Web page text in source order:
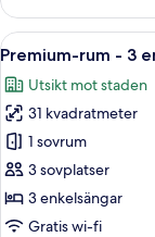
staden
rum
3
-
utsikt
mot
staden
Öppna
alla
foton
för
Premium-
rum
-
3
12
Premium-rum - 3
Utsikt mot staden
31 kvadratmeter
1 sovrum
3 sovplatser
3 enkelsängar
Gratis wi-fi